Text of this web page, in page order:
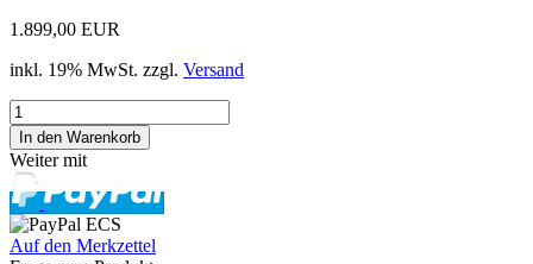
1.899,00 EUR
inkl. 19% MwSt. zzgl. Versand
Weiter mit
Auf den Merkzettel